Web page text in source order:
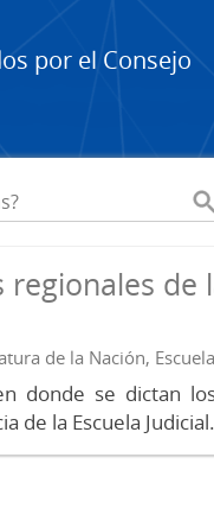
por el Consejo
regionales de
de la Nación,
donde se dictan
de la Escuela Judicial.